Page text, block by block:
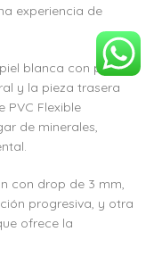
experiencia de
blanca con piezas
y la pieza trasera
PVC Flexible
de minerales,
con drop de 3 mm,
progresiva, y otra
ofrece la